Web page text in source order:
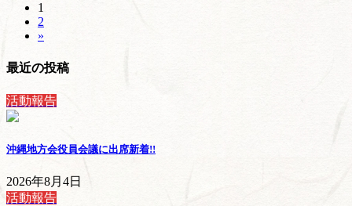
の
ー
ジ
り
固
定
ペ
ジ
1
固
定
ー
2
»
最近の投稿
活動報告
沖縄地方会役員会議に出席新着!!
2026年8月4日
活動報告